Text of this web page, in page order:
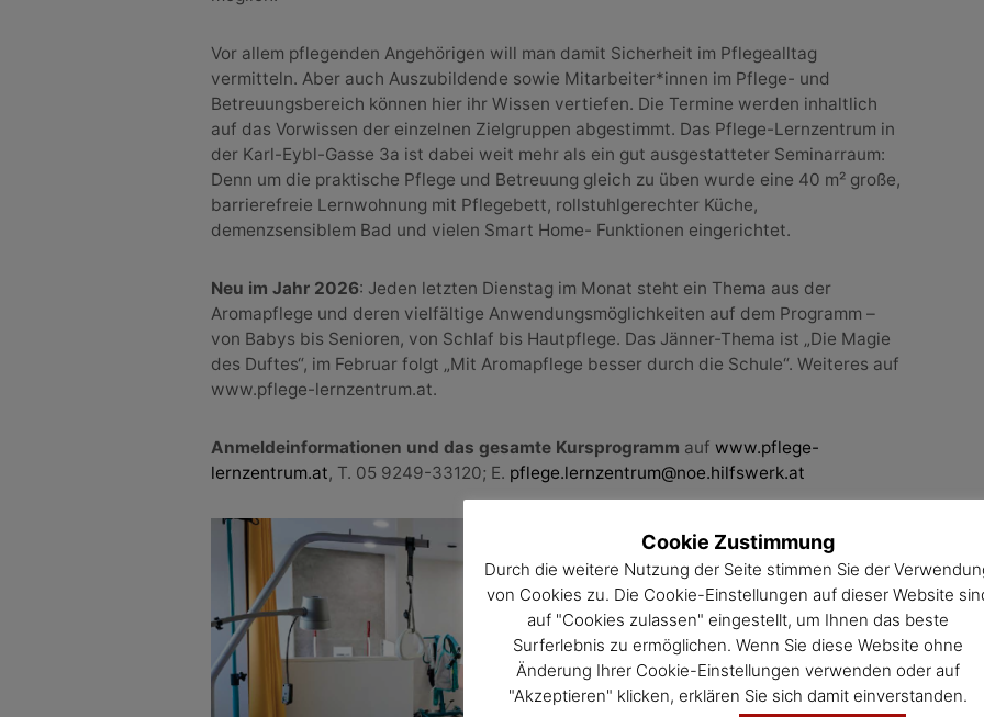
Vor allem pflegenden Angehörigen will man damit Sicherheit im Pflegealltag
vermitteln. Aber auch Auszubildende sowie Mitarbeiter*innen im Pflege- und
Betreuungsbereich können hier ihr Wissen vertiefen. Die Termine werden inhaltlich
auf das Vorwissen der einzelnen Zielgruppen abgestimmt. Das Pflege-Lernzentrum in
der Karl-Eybl-Gasse 3a ist dabei weit mehr als ein gut ausgestatteter Seminarraum:
Denn um die praktische Pflege und Betreuung gleich zu üben wurde eine 40 m² große,
barrierefreie Lernwohnung mit Pflegebett, rollstuhlgerechter Küche,
demenzsensiblem Bad und vielen Smart Home- Funktionen eingerichtet.
Neu im Jahr 2026: Jeden letzten Dienstag im Monat steht ein Thema aus der
Aromapflege und deren vielfältige Anwendungsmöglichkeiten auf dem Programm –
von Babys bis Senioren, von Schlaf bis Hautpflege. Das Jänner-Thema ist „Die Magie
des Duftes“, im Februar folgt „Mit Aromapflege besser durch die Schule“. Weiteres auf
www.pflege-lernzentrum.at.
Anmeldeinformationen und das gesamte Kursprogramm auf www.pflege-
lernzentrum.at, T. 05 9249-33120; E. pflege.lernzentrum@noe.hilfswerk.at
Cookie Zustimmung
Durch die weitere Nutzung der Seite stimmen Sie der
von Cookies zu. Die Cookie-Einstellungen auf dieser Website
auf "Cookies zulassen" eingestellt, um Ihnen das beste
Surferlebnis zu ermöglichen. Wenn Sie diese Website ohne
Änderung Ihrer Cookie-Einstellungen verwenden oder auf
"Akzeptieren" klicken, erklären Sie sich damit einverstanden.